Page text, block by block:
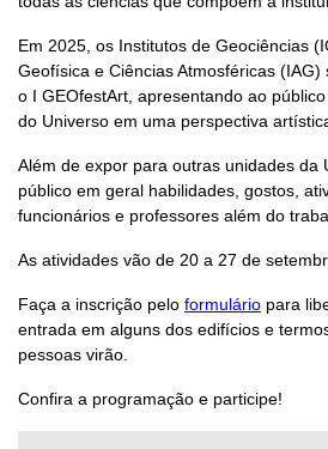
Em 2025, os Institutos de Geociências
Geofísica e Ciências Atmosféricas
o I GEOfestArt, apresentando ao
do Universo em uma perspectiva
Além de expor para outras unidades da
público em geral habilidades, gostos,
funcionários e professores além do
As atividades vão de 20 a 27 de
Faça a inscrição pelo formulário para
entrada em alguns dos edifícios e
pessoas virão.
Confira a programação e participe!